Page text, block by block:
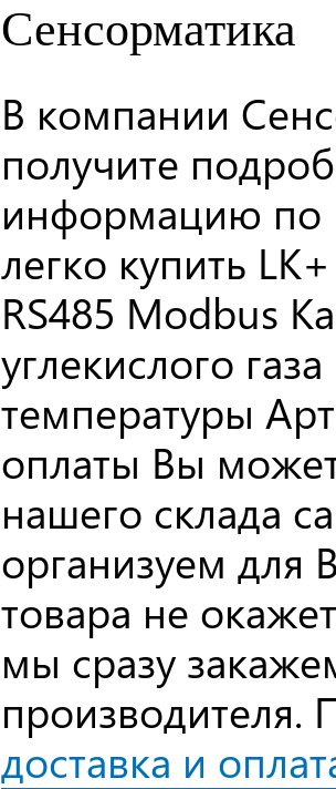
Сенсорматика
В компании
получите
информацию по
легко купить
RS485 Modbus
углекислого
температуры
оплаты Вы
нашего склада
организуем для
товара не
мы сразу
производителя.
доставка и